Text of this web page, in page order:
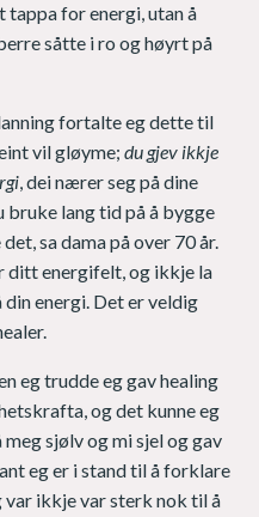
tappa for energi, utan å
såtte i ro og høyrt på
fortalte eg dette til
vil gløyme; du gjev ikkje
, dei nærer seg på dine
bruke lang tid på å bygge
sa dama på over 70 år.
ditt energifelt, og ikkje la
energi. Det er veldig
eg trudde eg gav healing
og det kunne eg
meg sjølv og mi sjel og gav
eg er i stand til å forklare
var ikkje var sterk nok til å